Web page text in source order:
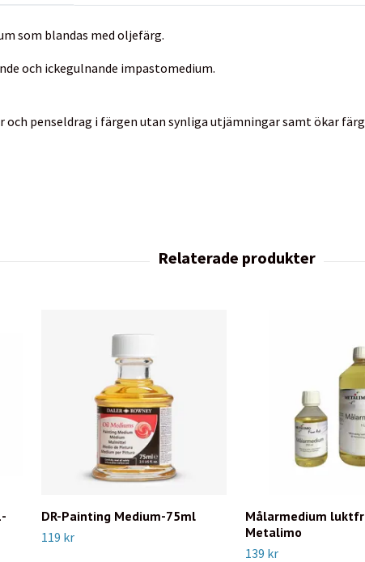
som blandas med oljefärg.
och ickegulnande impastomedium.
och penseldrag i färgen utan synliga utjämningar samt ökar
DR-Painting Medium-75ml
119 kr
Målarmedium
Metalimo
139 kr